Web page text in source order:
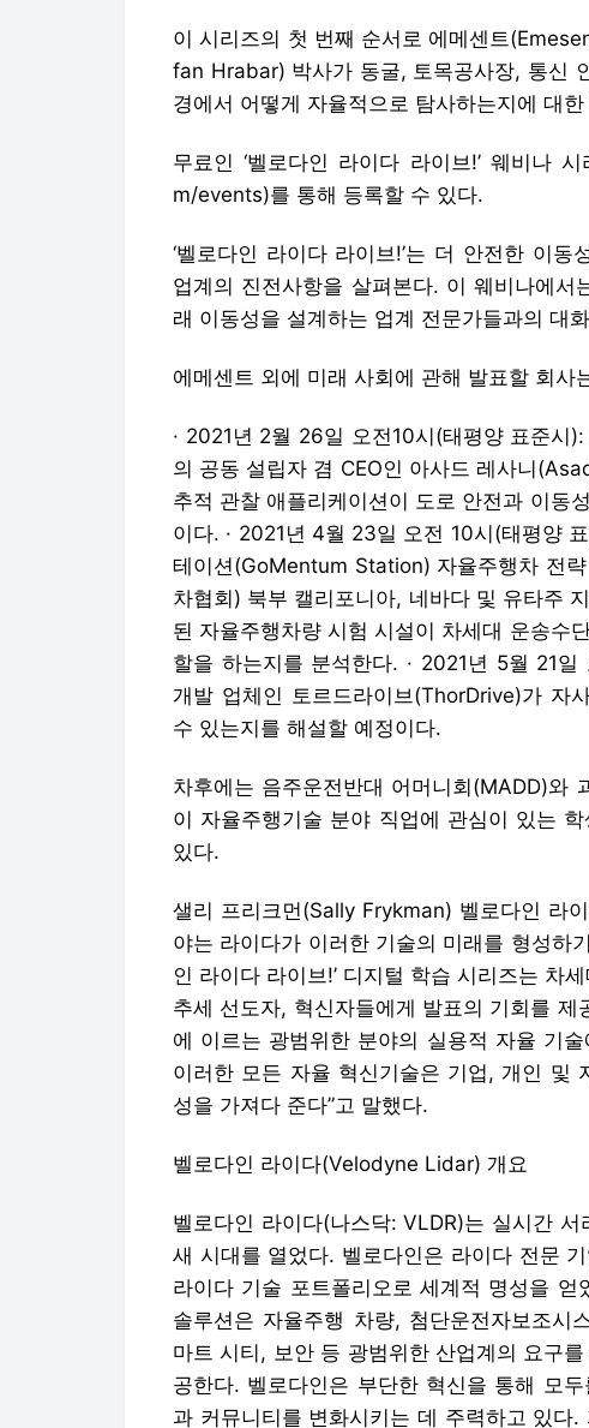
이 시리즈의 첫 번째 순서로 에메센트
fan Hrabar) 박사가 동굴, 토목공사장, 통신
경에서 어떻게 자율적으로 탐사하는지에 대
무료인 ‘벨로다인 라이다 라이브!’ 웨비나
m/events)를 통해 등록할 수 있다.
‘벨로다인 라이다 라이브!’는 더 안전한 이
업계의 진전사항을 살펴본다. 이 웨비나에
래 이동성을 설계하는 업계 전문가들과의 대
에메센트 외에 미래 사회에 관해 발표할 회사
· 2021년 2월 26일 오전10시(태평양 표준
의 공동 설립자 겸 CEO인 아사드 레사니
추적 관찰 애플리케이션이 도로 안전과 이동
이다. · 2021년 4월 23일 오전 10시(태평양
테이션(GoMentum Station) 자율주행차 전
차협회) 북부 캘리포니아, 네바다 및 유타주
된 자율주행차량 시험 시설이 차세대 운송수
할을 하는지를 분석한다. · 2021년 5월 21
개발 업체인 토르드라이브(ThorDrive)가 자
수 있는지를 해설할 예정이다.
차후에는 음주운전반대 어머니회(MADD)와
이 자율주행기술 분야 직업에 관심이 있는
있다.
샐리 프리크먼(Sally Frykman) 벨로다인 라
야는 라이다가 이러한 기술의 미래를 형성하
인 라이다 라이브!’ 디지털 학습 시리즈는 차
추세 선도자, 혁신자들에게 발표의 기회를
에 이르는 광범위한 분야의 실용적 자율 기
이러한 모든 자율 혁신기술은 기업, 개인 및
성을 가져다 준다”고 말했다.
벨로다인 라이다(Velodyne Lidar) 개요
벨로다인 라이다(나스닥: VLDR)는 실시간
새 시대를 열었다. 벨로다인은 라이다 전문
라이다 기술 포트폴리오로 세계적 명성을
솔루션은 자율주행 차량, 첨단운전자보조시
마트 시티, 보안 등 광범위한 산업계의 요구
공한다. 벨로다인은 부단한 혁신을 통해 모
과 커뮤니티를 변화시키는 데 주력하고 있